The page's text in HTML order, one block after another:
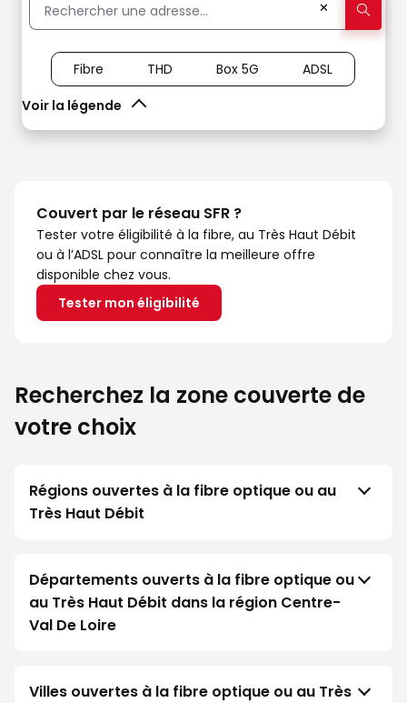
✕
Voir la légende
Fibre THD Box 5G ADSL
Couvert par le réseau SFR ?
Tester votre éligibilité à la fibre, au Très Haut Débit
ou à l’ADSL pour connaître la meilleure offre
disponible chez vous.
Tester mon éligibilité
Recherchez la zone couverte de
votre choix
Régions ouvertes à la fibre optique ou au
Très Haut Débit
Départements ouverts à la fibre optique ou
au Très Haut Débit dans la région Centre-
Val De Loire
Villes ouvertes à la fibre optique ou au Très